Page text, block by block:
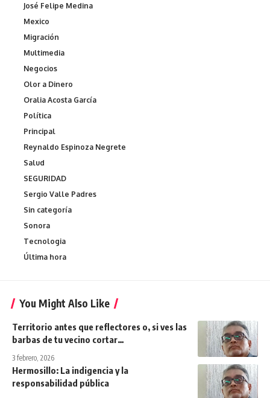
José Felipe Medina
Mexico
Migración
Multimedia
Negocios
Olor a Dinero
Oralia Acosta García
Política
Principal
Reynaldo Espinoza Negrete
Salud
SEGURIDAD
Sergio Valle Padres
Sin categoría
Sonora
Tecnologia
Última hora
You Might Also Like
Territorio antes que reflectores o, si ves las
barbas de tu vecino cortar…
3 febrero, 2026
Hermosillo: La indigencia y la
responsabilidad pública